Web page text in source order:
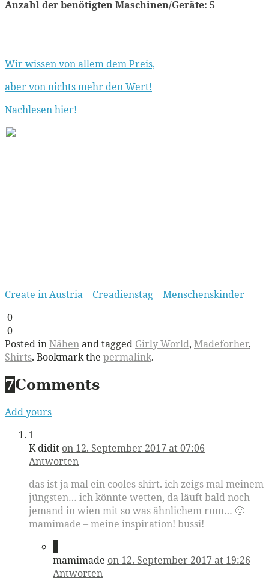
Anzahl der benötigten Maschinen/Geräte: 5
Wir wissen von allem dem Preis,
aber von nichts mehr den Wert!
Nachlesen hier!
Create in Austria Creadienstag
Menschenskinder
0
0
Posted inNähenand tagged Girly World, Madeforher,
Shirts. Bookmark the permalink.
7Comments
Add yours
1
K didit on 12. September 2017 at 07:06
Antworten
das ist ja mal ein cooles shirt. ich zeigs mal meinem
jüngsten… ich könnte wetten, da läuft bald noch
jemand in wien mit so was ähnlichem rum… 🙂
mamimade – meine inspiration! bussi!
mamimade on 12. September 2017 at 19:26
Antworten